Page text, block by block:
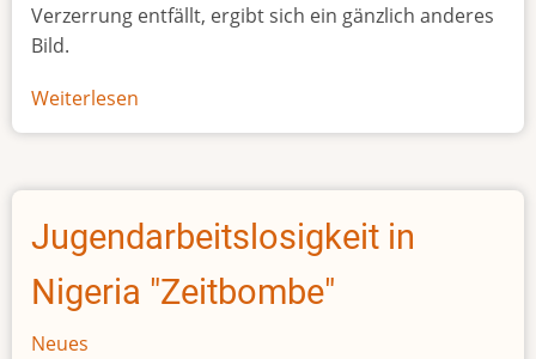
Verzerrung entfällt, ergibt sich ein gänzlich anderes
Bild.
Weiterlesen
Afrikas
Größe
Jugendarbeitslosigkeit in
Nigeria "Zeitbombe"
Neues